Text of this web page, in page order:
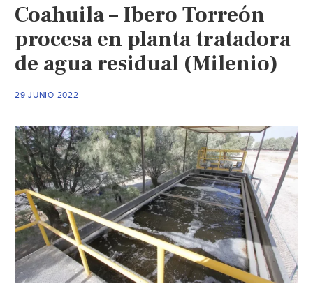
de
Tesla
en
Nuevo
León
(Milenio)
Coahuila – Ibero Torreón
procesa en planta tratadora
de agua residual (Milenio)
29 JUNIO 2022